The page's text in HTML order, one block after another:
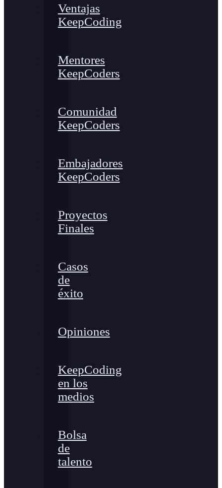
Ventajas
KeepCoding
Mentores
KeepCoders
Comunidad
KeepCoders
Embajadores
KeepCoders
Proyectos
Finales
Casos
de
éxito
Opiniones
KeepCoding
en los
medios
Bolsa
de
talento